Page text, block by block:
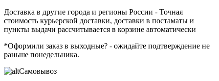
Доставка в другие города и регионы России - Точная
стоимость курьерской доставки, доставки в постаматы и
пункты выдачи рассчитывается в корзине автоматически
*Оформили заказ в выходные? - ожидайте подтверждение не
раньше понедельника.
Самовывоз